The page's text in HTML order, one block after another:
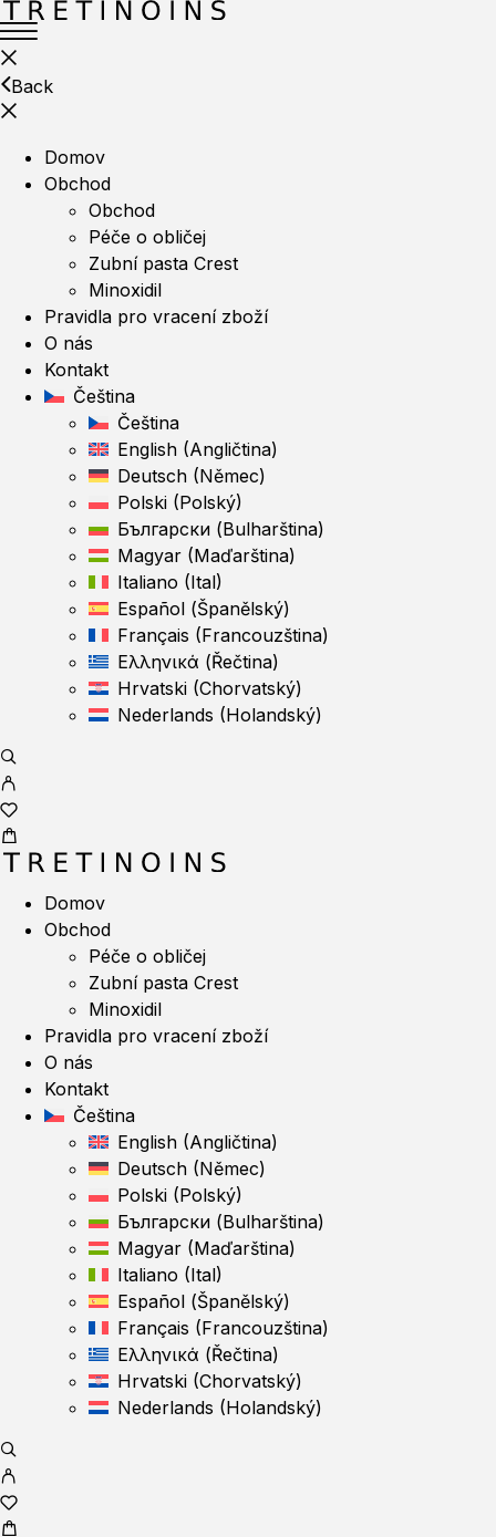
Back
Domov
Obchod
Obchod
Péče o obličej
Zubní pasta Crest
Minoxidil
Pravidla pro vracení zboží
O nás
Kontakt
Čeština
Čeština
English (Angličtina)
Deutsch (Němec)
Polski (Polský)
Български (Bulharština)
Magyar (Maďarština)
Italiano (Ital)
Español (Španělský)
Français (Francouzština)
Ελληνικά (Řečtina)
Hrvatski (Chorvatský)
Nederlands (Holandský)
Domov
Obchod
Péče o obličej
Zubní pasta Crest
Minoxidil
Pravidla pro vracení zboží
O nás
Kontakt
Čeština
English (Angličtina)
Deutsch (Němec)
Polski (Polský)
Български (Bulharština)
Magyar (Maďarština)
Italiano (Ital)
Español (Španělský)
Français (Francouzština)
Ελληνικά (Řečtina)
Hrvatski (Chorvatský)
Nederlands (Holandský)